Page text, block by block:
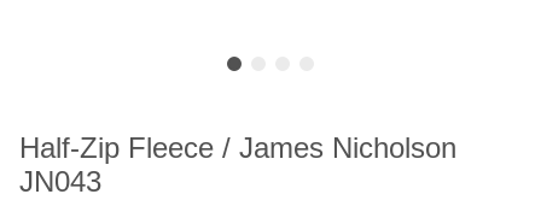
Half-Zip Fleece / James Nicholson
JN043